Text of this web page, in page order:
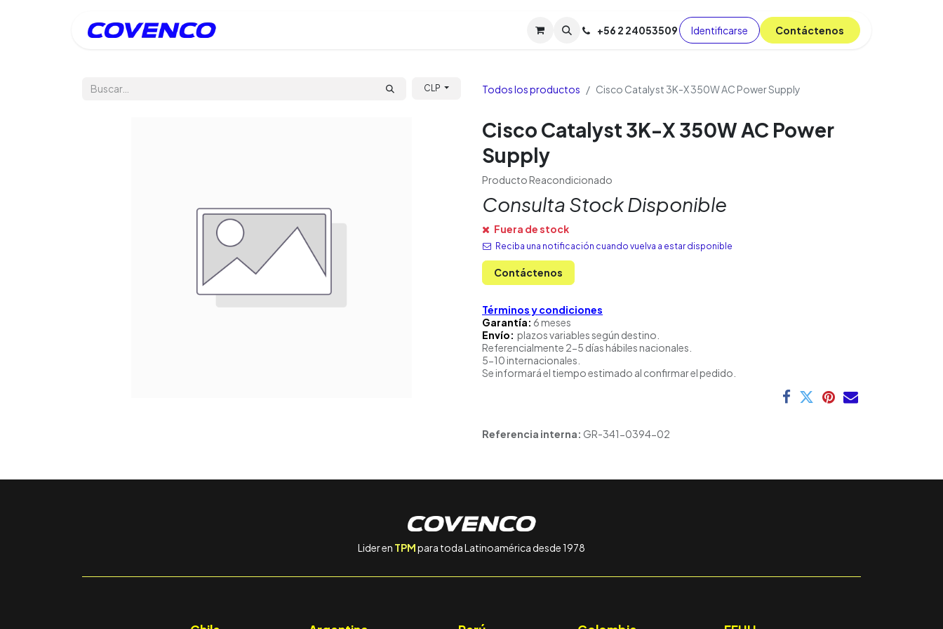
Soporte TPM (CL) Tienda Cursos Blog
+56 2 24053509 Identificarse C​​​​ont​​​​áct​​​​​​en​​​​​​os
CLP Todos los productos Cisco Catalyst 3K-X 350W AC Power Supply
Cisco Catalyst 3K-X 350W AC Power
Supply
Producto Reacondicionado
Consulta Stock Disponible
Fuera de stock
Reciba una notificación cuando vuelva a estar disponible
Contáctenos
Términos y condiciones
Garantía: 6 meses
Envío: plazos variables según destino.
Referencialmente 2-5 días hábiles nacionales.
5-10 internacionales.
Se informará el tiempo estimado al confirmar el pedido.
Referencia interna: GR-341-0394-02
Lider en TPMpara toda Latinoamérica desde 1978